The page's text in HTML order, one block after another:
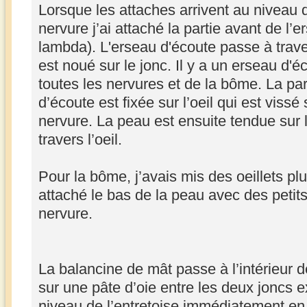
La liaison entre la peau et le jonc
Mingfming assemblage wingsail petite -
fois
Pourquoi faire simple quand on peut faire
parEric » 04 Juin 2025, 17:40
Assemblage de l'aile (suite)
lambda). L'erseau d'écoute passe à
est noué sur le jonc. Il y a un erseau